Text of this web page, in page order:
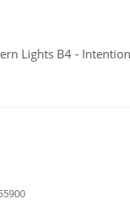
Lights B4 -